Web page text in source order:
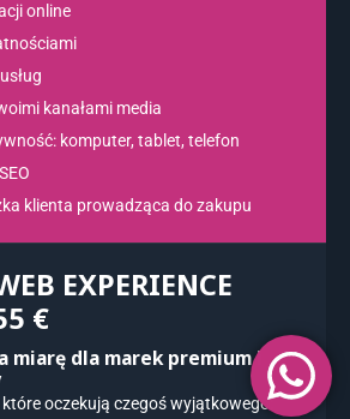
online
kanałami media
komputer, tablet, telefon
klienta prowadząca do zakupu
EXPERIENCE
€
miarę dla marek premium i
oczekują czegoś wyjątkowego: